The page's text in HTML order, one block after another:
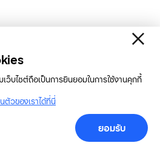
เว็บไซต์ถือเป็นการยินยอมในการใช้งานคุกกี้
วของเราได้ที่นี่
ยอมรับ